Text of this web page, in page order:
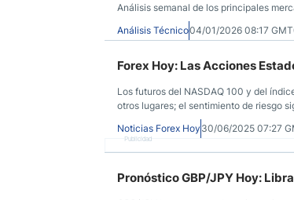
Análisis semanal de los principales
Análisis Técnico04/01/2026 08:17
Forex Hoy: Las Acciones
Los futuros del NASDAQ 100 y del
otros lugares; el sentimiento de riesgo
Canadá deroga el impuesto a los
Noticias Forex Hoy 30/06/2025 07:27
Publicidad
Pronóstico GBP/JPY Hoy: